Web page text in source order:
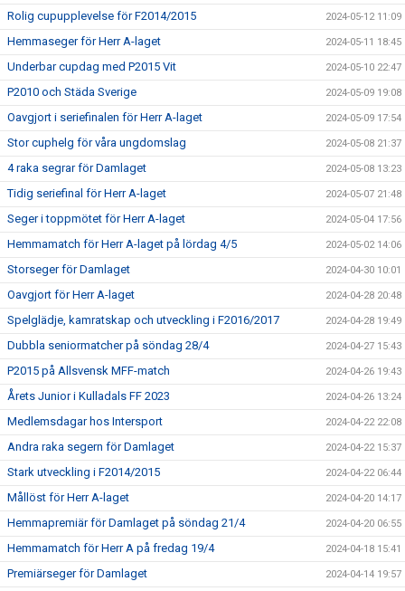
Rolig cupupplevelse för F2014/2015 2024-05-12 11:09
Hemmaseger för Herr A-laget 2024-05-11 18:45
Underbar cupdag med P2015 Vit 2024-05-10 22:47
P2010 och Städa Sverige 2024-05-09 19:08
Oavgjort i seriefinalen för Herr A-laget 2024-05-09 17:54
Stor cuphelg för våra ungdomslag 2024-05-08 21:37
4 raka segrar för Damlaget 2024-05-08 13:23
Tidig seriefinal för Herr A-laget 2024-05-07 21:48
Seger i toppmötet för Herr A-laget 2024-05-04 17:56
Hemmamatch för Herr A-laget på lördag 4/5 2024-05-02 14:06
Storseger för Damlaget 2024-04-30 10:01
Oavgjort för Herr A-laget 2024-04-28 20:48
Spelglädje, kamratskap och utveckling i F2016/2017 2024-04-28 19:49
Dubbla seniormatcher på söndag 28/4 2024-04-27 15:43
P2015 på Allsvensk MFF-match 2024-04-26 19:43
Årets Junior i Kulladals FF 2023 2024-04-26 13:24
Medlemsdagar hos Intersport 2024-04-22 22:08
Andra raka segern för Damlaget 2024-04-22 15:37
Stark utveckling i F2014/2015 2024-04-22 06:44
Mållöst för Herr A-laget 2024-04-20 14:17
Hemmapremiär för Damlaget på söndag 21/4 2024-04-20 06:55
Hemmamatch för Herr A på fredag 19/4 2024-04-18 15:41
Premiärseger för Damlaget 2024-04-14 19:57